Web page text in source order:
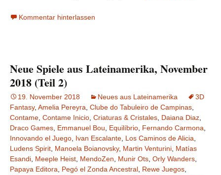
Kommentar hinterlassen
Neue Spiele aus Lateinamerika, November
2018 (Teil 2)
19. November 2018 Neues aus Lateinamerika
3D
Fantasy, Amelia Pereyra Clube do Tabuleiro de Campinas
Contame Contame Inicio Criaturas & Cristales Daiana Diaz
Draco Games Emmanuel Bou Equilíbrio Fernando Carmona
Innovando el Juego Ivan Escalante Los Caminos de Alicia
Ludens Spirit Manoela Boianovsky, Martin Venturini Matías
Esandi Meeple Heist MendoZen Munir Ots Orly Wanders
Papaya Editora
Pegó el Zonda Ancestral Rewe Juegos